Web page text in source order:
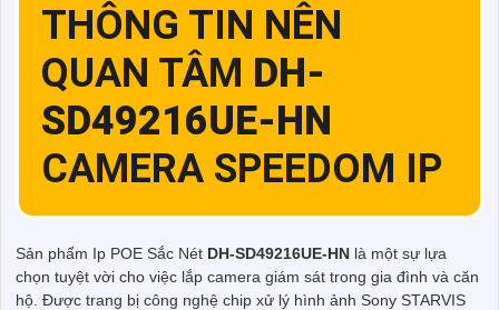
THÔNG TIN NÊN
QUAN TÂM DH-
SD49216UE-HN
CAMERA SPEEDOM IP
Sản phẩm Ip POE Sắc Nét DH-SD49216UE-HN là một sự lựa
chọn tuyệt vời cho việc lắp camera giám sát trong gia đình và căn
hộ. Được trang bị công nghệ chip xử lý hình ảnh Sony STARVIS